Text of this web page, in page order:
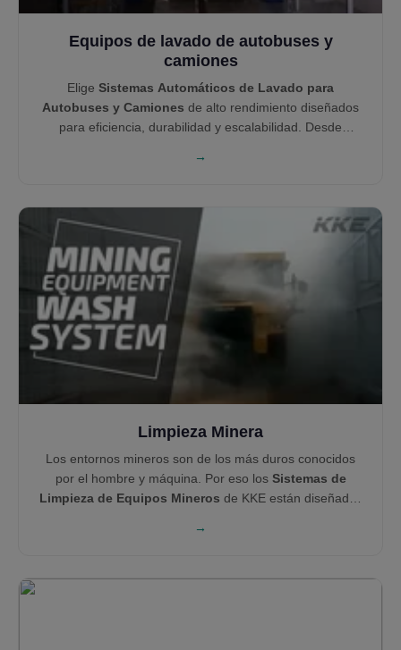
Equipos de lavado de autobuses y
camiones
Elige Sistemas Automáticos de Lavado para
Autobuses y Camiones de alto rendimiento diseñados
para eficiencia, durabilidad y escalabilidad. Desde
soluciones te ayudan a lavar con inteligencia, reducir
tiempos de espera y maximizar ahorros en toda tu flota.
→
Limpieza Minera
Los entornos mineros son de los más duros conocidos
por el hombre y máquina. Por eso los Sistemas de
Limpieza de Equipos Mineros de KKE están diseñados
camiones,Sistemas de Lavado de RuedasyCañones
→